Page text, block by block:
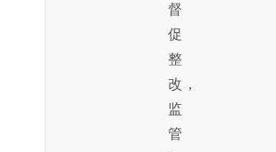
督
促
整
改，
监
管